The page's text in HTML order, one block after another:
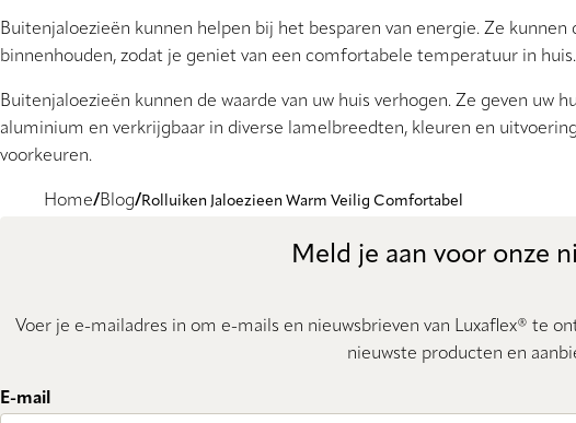
Buitenjaloezieën kunnen helpen bij het besparen van energie. Ze
binnenhouden, zodat je geniet van een comfortabele temperatuur in huis.
Buitenjaloezieën kunnen de waarde van uw huis verhogen. Ze geven uw
aluminium en verkrijgbaar in diverse lamelbreedten, kleuren en
voorkeuren.
Home Blog Rolluiken Jaloezieen Warm Veilig Comfortabel
Meld je aan voor onze
Voer je e-mailadres in om e-mails en nieuwsbrieven van Luxaflex® te
nieuwste producten en
E-mail